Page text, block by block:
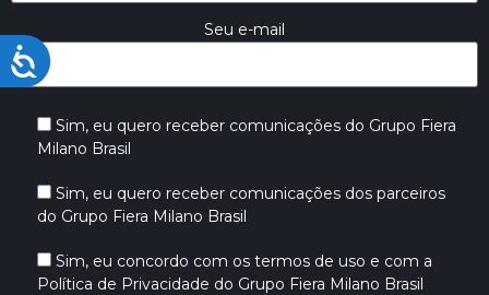
Acessibilidade
Seu e-mail
Sim, eu quero receber comunicações do Grupo Fiera
Milano Brasil
Sim, eu quero receber comunicações dos parceiros
do Grupo Fiera Milano Brasil
Sim, eu concordo com os termos de uso e com a
Política de Privacidade do Grupo Fiera Milano Brasil